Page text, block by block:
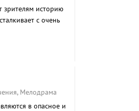
зрителям историю
с очень
Мелодрама
в опасное и